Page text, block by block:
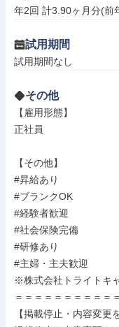
年2回 計3.90ヶ月分(前
試用期間
試用期間なし
その他
【雇用形態】
正社員
【その他】
#昇給あり
#ブランクOK
#経験者歓迎
#社会保険完備
#研修あり
#主婦・主夫歓迎
※株式会社トライトキ
＝＝＝＝＝＝＝＝＝＝
【掲載停止・内容変更